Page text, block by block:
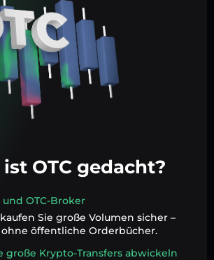
OTC gedacht?
und OTC-Broker
Sie große Volumen sicher –
öffentliche Orderbücher.
große Krypto-Transfers abwickeln